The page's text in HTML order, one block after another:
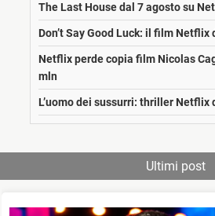
The Last House dal 7 agosto su
Don’t Say Good Luck: il film Netflix
Netflix perde copia film Nicolas
mln
L’uomo dei sussurri: thriller Netflix
Ultimi post